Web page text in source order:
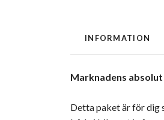
INFORMATION
Marknadens
Detta paket är för dig